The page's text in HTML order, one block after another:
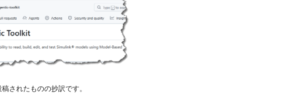
されたものの抄訳です。